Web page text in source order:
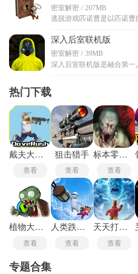
密室解密 / 207MB
深入后室联机版
密室解密 / 39MB
热门下载
戴夫大战僵尸m木糖m
查看
狙击猎手
查看
标本零联机版
查看
植物大战僵尸玩梗版
查看
人类跌落梦境
查看
天天打雪仗
查看
专题合集